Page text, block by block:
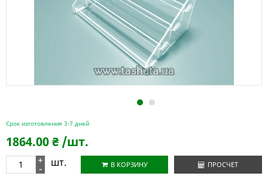
1 2
Срок изготовления 3-7 дней
1864.00₴ /шт.
+
- шт. В КОРЗИНУ ПРОСЧЕТ